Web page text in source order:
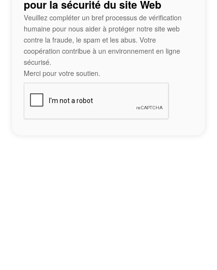
pour la sécurité du site Web
Veuillez compléter un bref processus de vérification
humaine pour nous aider à protéger notre site web
contre la fraude, le spam et les abus. Votre
coopération contribue à un environnement en ligne
sécurisé.
Merci pour votre soutien.